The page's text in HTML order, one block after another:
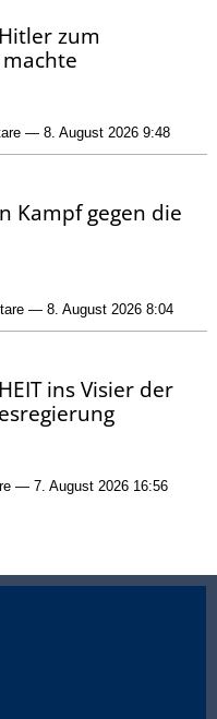
zum
— 8. August 2026 9:48
Kampf gegen die
— 8. August 2026 8:04
ins Visier der
— 7. August 2026 16:56